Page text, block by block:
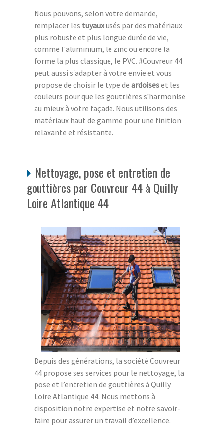
Nous pouvons, selon votre demande,
remplacer les tuyauxusés par des matériaux
plus robuste et plus longue durée de vie,
comme l'aluminium, le zinc ou encore la
forme la plus classique, le PVC. #Couvreur 44
peut aussi s'adapter à votre envie et vous
propose de choisir le type de ardoiseset les
couleurs pour que les gouttières s'harmonise
au mieux à votre façade. Nous utilisons des
matériaux haut de gamme pour une finition
relaxante et résistante.
Nettoyage, pose et entretien de
gouttières par Couvreur 44 à Quilly
Loire Atlantique 44
Depuis des générations, la société Couvreur
44 propose ses services pour le nettoyage, la
pose et l’entretien de gouttières à Quilly
Loire Atlantique 44. Nous mettons à
disposition notre expertise et notre savoir-
faire pour assurer un travail d’excellence.